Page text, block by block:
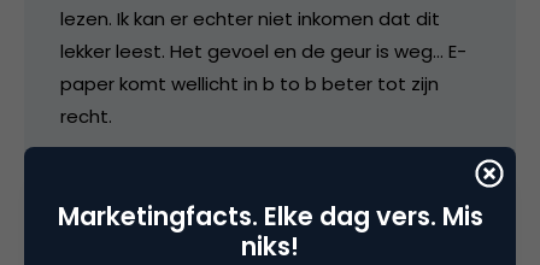
lezen. Ik kan er echter niet inkomen dat dit
lekker leest. Het gevoel en de geur is weg… E-
paper komt wellicht in b to b beter tot zijn
recht.
Marketingfacts. Elke dag vers. Mis
niks!